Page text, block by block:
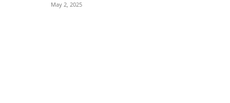
May 2, 2025